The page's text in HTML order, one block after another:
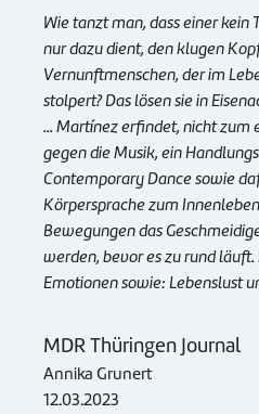
Wie tanzt man, dass einer kein
nur dazu dient, den klugen
Vernunftmenschen, der im
stolpert? Das lösen sie in
... Martínez erfindet, nicht zum
gegen die Musik, ein
Contemporary Dance sowie
Körpersprache zum
Bewegungen das
werden, bevor es zu rund
Emotionen sowie: Lebenslust
MDR Thüringen Journal
Annika Grunert
12.03.2023